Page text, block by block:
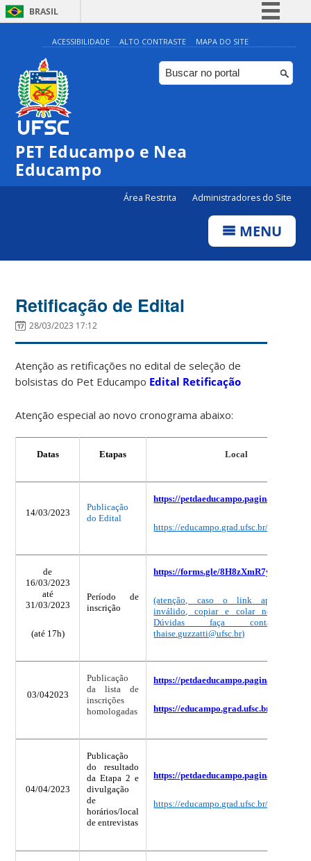
BRASIL
Simplifique!
Comunica BR
Participe
ACESSIBILIDADE ALTO CONTRASTE MAPA DO SITE
PET Educampo e Nea
Educampo
Área Restrita Administradores do Site
MENU
Retificação de Edital
28/03/2023 17:12
Atenção as retificações no edital de seleção de
bolsistas do Pet Educampo Edital Retificação
Atenção especial ao novo cronograma abaixo:
Datas Etapas Local
14/03/2023
Publicação
do Edital
https://petdaeducampo.paginas.ufsc.br/
https://educampo.grad.ufsc.br/
de
16/03/2023
até
31 /03/2023
(até 17h)
Período de
inscrição
https://forms.gle/
(atenção, caso o link apareça
inválido, copiar e colar no
Dúvidas faça contato
thaise.guzzatti@ufsc.br)
03/042023
Publicação
da lista de
inscrições
homologadas
https://petdaeducampo.paginas.ufsc.br/
https://educampo.grad.ufsc.br/
04/04/2023
Publicação
do resultado
da Etapa 2 e
divulgação
de
horários/local
de entrevistas
https://petdaeducampo.paginas.ufsc.br/
https://educampo.grad.ufsc.br/